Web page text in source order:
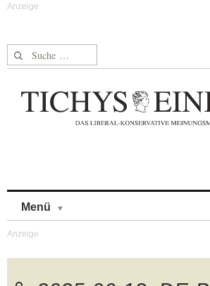
Suche nach:
Menü